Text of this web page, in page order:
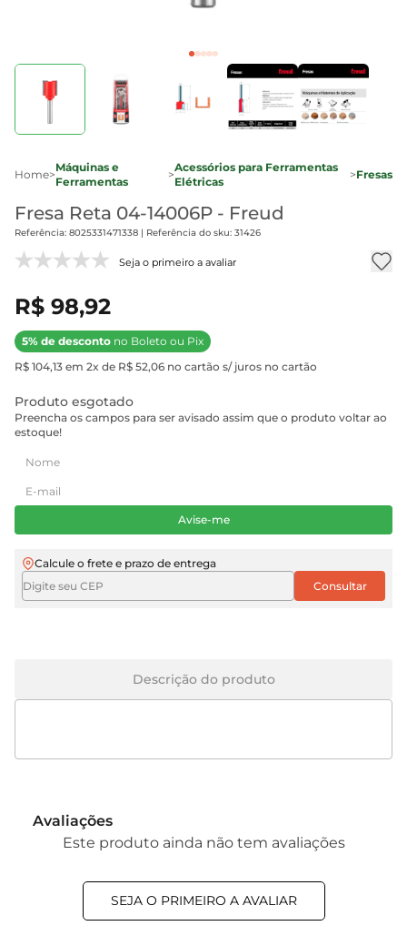
Home>
Máquinas e
Ferramentas
>
Acessórios para Ferramentas
Elétricas
>Fresas
Fresa Reta 04-14006P - Freud
Referência: 8025331471338 | Referência do sku: 31426
Seja o primeiro a avaliar
R$ 98,92
5% de desconto no Boleto ou Pix
R$ 104,13 em 2x de R$ 52,06 no cartão s/ juros no cartão
Produto esgotado
Preencha os campos para ser avisado assim que o produto voltar ao
estoque!
Avise-me
Calcule o frete e prazo de entrega
Descrição do produto
Avaliações
Este produto ainda não tem avaliações
SEJA O PRIMEIRO A AVALIAR